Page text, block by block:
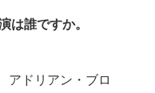
は誰ですか。
アドリアン・ブロ